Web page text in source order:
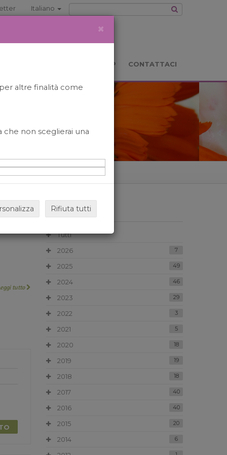
Italiano
BOOKSHOP CONTATTACI
tutto
ARCHIVIO
Tutti
2026
7
2025 49
2024 46
2023 29
2022 3
2021 5
2020 18
2019 19
2018 18
2017 40
2016 40
2015 20
2014 6
×
altre finalità come
che non sceglierai una
Rifiuta tutti